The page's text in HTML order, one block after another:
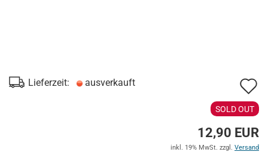
Lieferzeit: ausverkauft
SOLD OUT
12,90 EUR
inkl. 19% MwSt. zzgl. Versand